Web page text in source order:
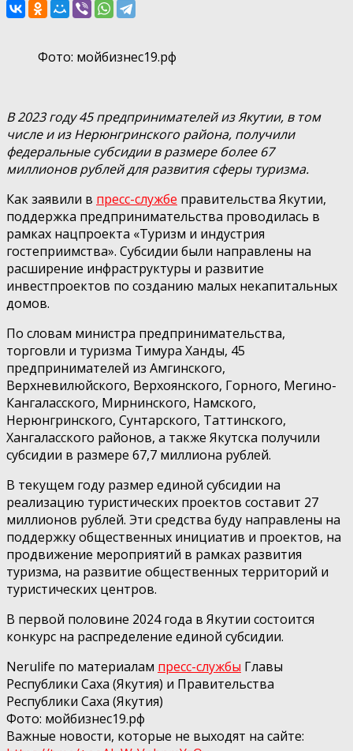
Фото: мойбизнес19.рф
В 2023 году 45 предпринимателей из Якутии, в том
числе и из Нерюнгринского района, получили
федеральные субсидии в размере более 67
миллионов рублей для развития сферы туризма.
Как заявили в пресс-службе правительства Якутии,
поддержка предпринимательства проводилась в
рамках нацпроекта «Туризм и индустрия
гостеприимства». Субсидии были направлены на
расширение инфраструктуры и развитие
инвестпроектов по созданию малых некапитальных
домов.
По словам министра предпринимательства,
торговли и туризма Тимура Ханды, 45
предпринимателей из Амгинского,
Верхневилюйского, Верхоянского, Горного, Мегино-
Кангаласского, Мирнинского, Намского,
Нерюнгринского, Сунтарского, Таттинского,
Хангаласского районов, а также Якутска получили
субсидии в размере 67,7 миллиона рублей.
В текущем году размер единой субсидии на
реализацию туристических проектов составит 27
миллионов рублей. Эти средства буду направлены на
поддержку общественных инициатив и проектов, на
продвижение мероприятий в рамках развития
туризма, на развитие общественных территорий и
туристических центров.
В первой половине 2024 года в Якутии состоится
конкурс на распределение единой субсидии.
Nerulife по материалам пресс-службы Главы
Республики Саха (Якутия) и Правительства
Республики Саха (Якутия)
Фото: мойбизнес19.рф
Важные новости, которые не выходят на сайте: